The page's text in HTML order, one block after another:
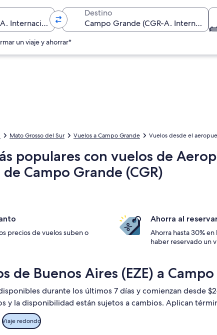
Destino
un viaje y ahorrar*
Mato Grosso del Sur Vuelos a Campo Grande Vuelos desde el
populares con vuelos de
Campo Grande (CGR)
precios de vuelos suben o
Ahorra al
Ahorra hasta 30%
haber reservado un
de Buenos Aires (EZE) a
durante los últimos 7 días y comienzan desde
y la disponibilidad están sujetos a cambios. Aplican
Viaje redondo